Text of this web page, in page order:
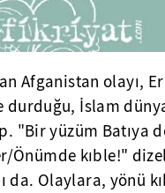
Afganistan olayı,
durduğu, İslam
"Bir yüzüm Batıya
Önümde kıble!"
da. Olaylara, yönü